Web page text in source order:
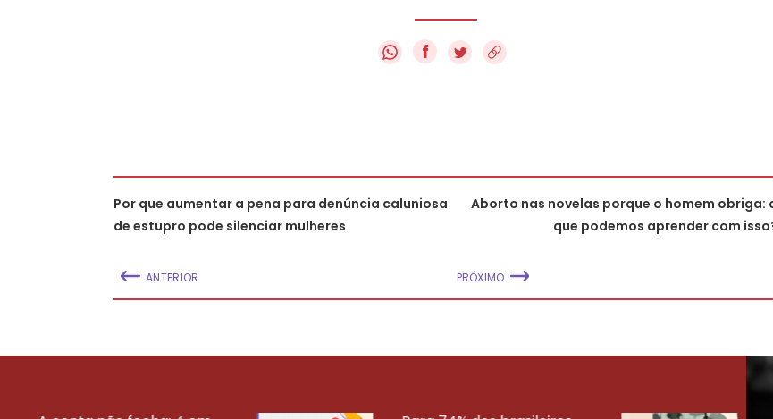
f
Por que aumentar a pena para denúncia caluniosa
de estupro pode silenciar mulheres
ANTERIOR
Aborto nas novelas porque o homem obriga:
que podemos aprender com
PRÓXIMO